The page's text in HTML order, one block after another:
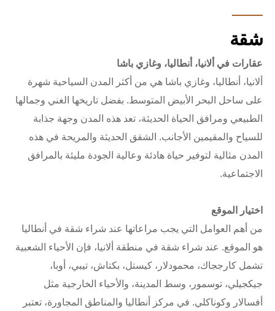
شقة
عقارات في ألانيا، أنطاليا، وغازي باشا
ألانيا، أنطاليا، وغازي باشا هي من أكثر المدن السياحية شهرة
على ساحل البحر الأبيض المتوسط. بفضل تاريخها الغني وجمالها
الطبيعي ومرافق الحياة الحديثة، تعد هذه المدن وجهة جذابة
للسياح والمقيمين الأجانب. الشقق الحديثة والمريحة في هذه
المدن مثالية لتوفير حياة هادئة وعالية الجودة مليئة بالمرافق
الاجتماعية.
اختيار الموقع
من أهم العوامل التي يجب مراعاتها عند شراء شقة في أنطاليا
هو الموقع. عند شراء شقة في منطقة ألانيا، فإن الأحياء الشعبية
تشمل كارججاك، محمودلار، كيستل، بكتاش، تيبي، أوبا،
جيكجيلي، توسمور، وسط المدينة، والأحياء الخارجية مثل
أفسالار وكوناكلي. في مركز أنطاليا والمناطق المجاورة، تعتبر